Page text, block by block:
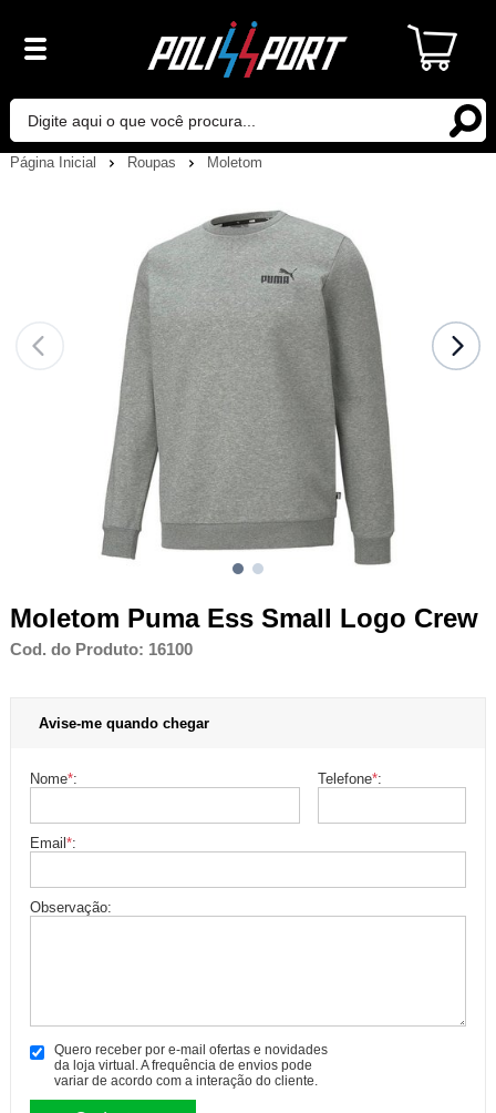
Página Inicial Roupas Moletom
Moletom Puma Ess Small Logo Crew
Cod. do Produto: 16100
Avise-me quando chegar
Nome*: Telefone*:
Email*:
Observação:
Quero receber por e-mail ofertas e novidades
da loja virtual. A frequência de envios pode
variar de acordo com a interação do cliente.